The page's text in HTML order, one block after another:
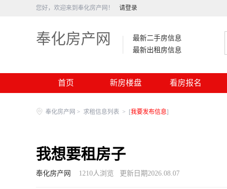
您好，欢迎来到奉化房产网！ 请登录
奉化房产网
最新二手房信息
最新出租房信息
首页 新房楼盘 看房报名
奉化房产网 > 求租信息列表 > [我要发布信息]
我想要租房子
奉化房产网 1210人浏览 更新日期2026.08.07